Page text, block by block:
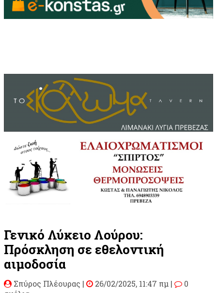
Γενικό Λύκειο Λούρου:
Πρόσκληση σε εθελοντική
αιμοδοσία
Σπύρος Πλέουρας | 26/02/2025, 11:47 πμ |
0